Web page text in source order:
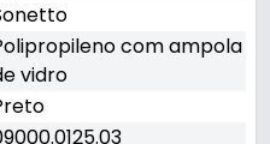
com ampola
vidro